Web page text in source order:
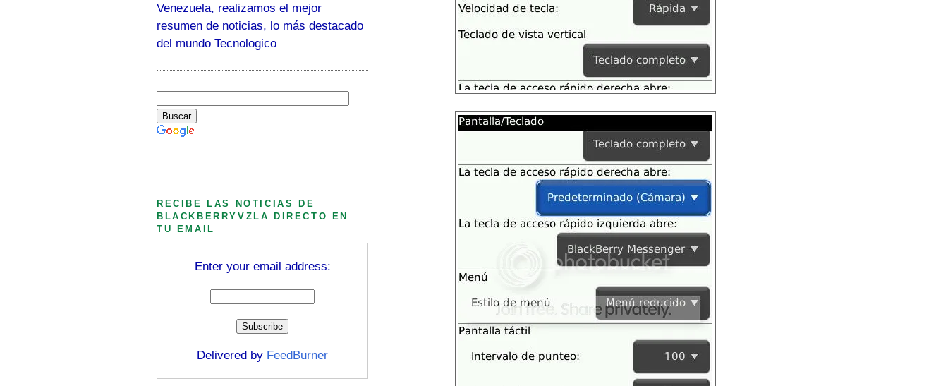
Venezuela, realizamos el mejor
resumen de noticias, lo más destacado
del mundo Tecnologico
RECIBE LAS NOTICIAS DE
BLACKBERRYVZLA DIRECTO EN
TU EMAIL
Enter your email address:
Delivered by FeedBurner